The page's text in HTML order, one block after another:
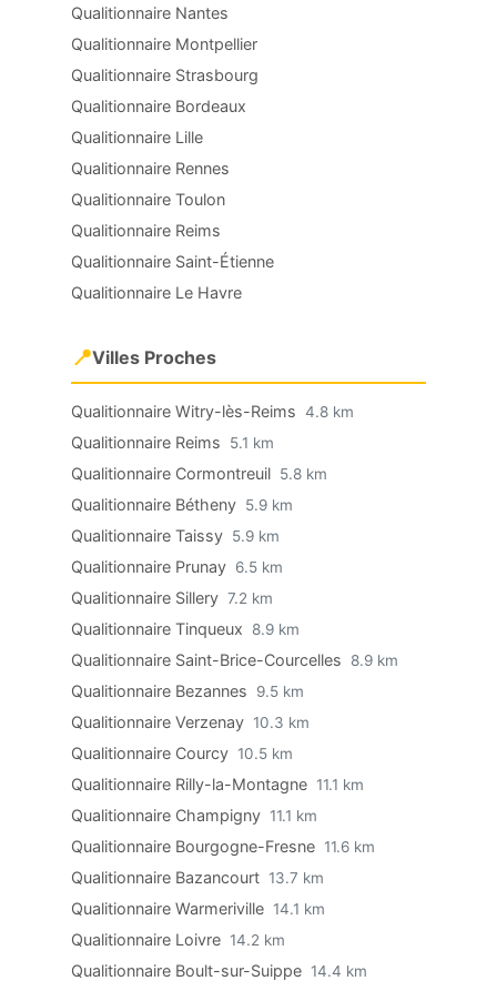
Qualitionnaire Nantes
Qualitionnaire Montpellier
Qualitionnaire Strasbourg
Qualitionnaire Bordeaux
Qualitionnaire Lille
Qualitionnaire Rennes
Qualitionnaire Toulon
Qualitionnaire Reims
Qualitionnaire Saint-Étienne
Qualitionnaire Le Havre
📍Villes Proches
Qualitionnaire Witry-lès-Reims 4.8 km
Qualitionnaire Reims 5.1 km
Qualitionnaire Cormontreuil 5.8 km
Qualitionnaire Bétheny 5.9 km
Qualitionnaire Taissy 5.9 km
Qualitionnaire Prunay 6.5 km
Qualitionnaire Sillery 7.2 km
Qualitionnaire Tinqueux 8.9 km
Qualitionnaire Saint-Brice-Courcelles 8.9 km
Qualitionnaire Bezannes 9.5 km
Qualitionnaire Verzenay 10.3 km
Qualitionnaire Courcy 10.5 km
Qualitionnaire Rilly-la-Montagne 11.1 km
Qualitionnaire Champigny 11.1 km
Qualitionnaire Bourgogne-Fresne 11.6 km
Qualitionnaire Bazancourt 13.7 km
Qualitionnaire Warmeriville 14.1 km
Qualitionnaire Loivre 14.2 km
Qualitionnaire Boult-sur-Suippe 14.4 km